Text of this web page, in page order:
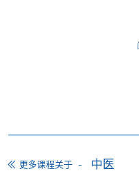
网上报名 立即报名
申请表 下载申请表
更多课程关于 中医